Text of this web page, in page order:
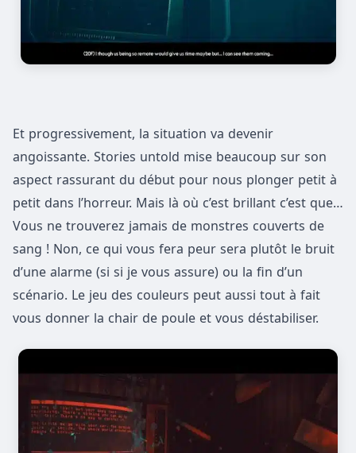
Et progressivement, la situation va devenir
angoissante. Stories untold mise beaucoup sur son
aspect rassurant du début pour nous plonger petit à
petit dans l’horreur. Mais là où c’est brillant c’est que…
Vous ne trouverez jamais de monstres couverts de
sang ! Non, ce qui vous fera peur sera plutôt le bruit
d’une alarme (si si je vous assure) ou la fin d’un
scénario. Le jeu des couleurs peut aussi tout à fait
vous donner la chair de poule et vous déstabiliser.